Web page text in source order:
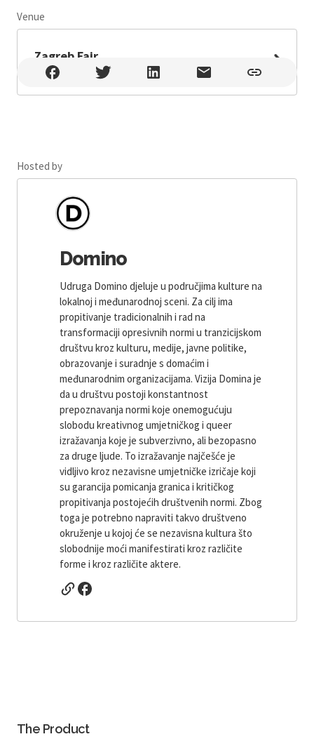
Venue
Zagreb Fair
Zagreb Fair , Zagreb , Avenija Dubrovnik 15, Zagreb
Hosted by
Domino
Udruga Domino djeluje u područjima kulture na
lokalnoj i međunarodnoj sceni. Za cilj ima
propitivanje tradicionalnih i rad na
transformaciji opresivnih normi u tranzicijskom
društvu kroz kulturu, medije, javne politike,
obrazovanje i suradnje s domaćim i
međunarodnim organizacijama. Vizija Domina je
da u društvu postoji konstantnost
prepoznavanja normi koje onemogućuju
slobodu kreativnog umjetničkog i queer
izražavanja koje je subverzivno, ali bezopasno
za druge ljude. To izražavanje najčešće je
vidljivo kroz nezavisne umjetničke izričaje koji
su garancija pomicanja granica i kritičkog
propitivanja postojećih društvenih normi. Zbog
toga je potrebno napraviti takvo društveno
okruženje u kojoj će se nezavisna kultura što
slobodnije moći manifestirati kroz različite
forme i kroz različite aktere.
The Product